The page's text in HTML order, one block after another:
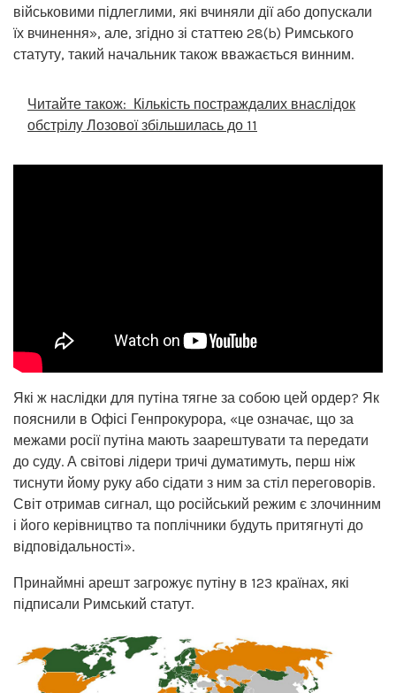
військовими підлеглими, які вчиняли дії або допускали
їх вчинення», але, згідно зі статтею 28(b) Римського
статуту, такий начальник також вважається винним.
Читайте також: Кількість постраждалих внаслідок
обстрілу Лозової збільшилась до 11
Які ж наслідки для путіна тягне за собою цей ордер? Як
пояснили в Офісі Генпрокурора, «це означає, що за
межами росії путіна мають заарештувати та передати
до суду. А світові лідери тричі думатимуть, перш ніж
тиснути йому руку або сідати з ним за стіл переговорів.
Світ отримав сигнал, що російський режим є злочинним
і його керівництво та поплічники будуть притягнуті до
відповідальності».
Принаймні арешт загрожує путіну в 123 країнах, які
підписали Римський статут.